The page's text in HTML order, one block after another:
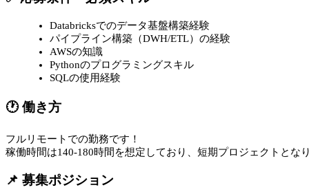
Databricksでのデータ基盤構築経験
パイプライン構築（DWH/ETL）の経験
AWSの知識
Pythonのプログラミングスキル
SQLの使用経験
🕐 働き方
フルリモートでの勤務です！
稼働時間は140-180時間を想定しており、短期プロジェクトとな
📌 募集ポジション